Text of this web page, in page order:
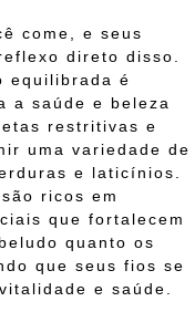
come, e seus
direto disso.
equilibrada é
a saúde e beleza
restritivas e
uma variedade de
e laticínios.
ricos em
que fortalecem
quanto os
que seus fios se
e saúde.